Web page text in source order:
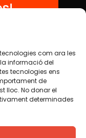
tecnologies com ara les
informació del
tecnologies ens
de
lloc. No donar el
determinades
Por eso